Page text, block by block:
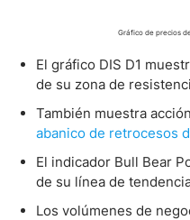
Gráfico de precios
El gráfico DIS D1
de su zona de
También muestra
abanico de retrocesos
El indicador Bull Bear
de su línea de
Los volúmenes de